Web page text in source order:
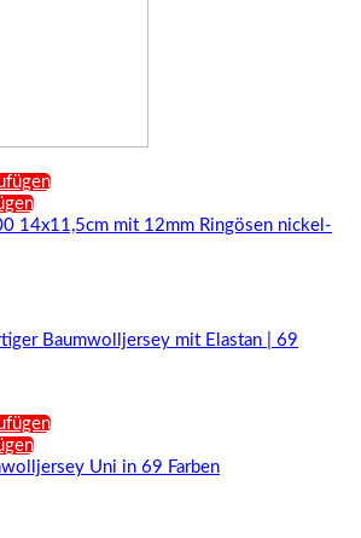
14x11,5cm mit 12mm Ringösen nickel-
Uni in 69 Farben